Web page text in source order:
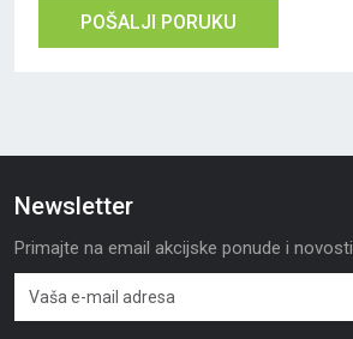
POŠALJI PORUKU
Newsletter
Primajte na email akcijske ponude i novosti